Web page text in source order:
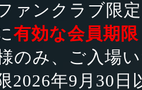
ァンクラブ限
有効な会員期
のみ、ご入場
2026年9月30